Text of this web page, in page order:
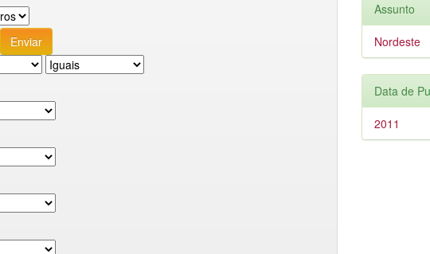
Assunto
Nordeste
Data de
2011